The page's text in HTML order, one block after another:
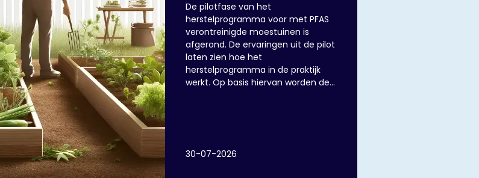
De pilotfase van het
herstelprogramma voor met PFAS
verontreinigde moestuinen is
afgerond. De ervaringen uit de pilot
laten zien hoe het
herstelprogramma in de praktijk
werkt. Op basis hiervan worden de
30-07-2026